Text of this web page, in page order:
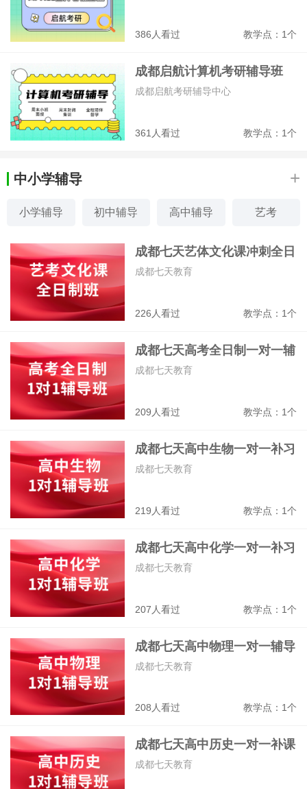
386人看过 教学点：1个
成都启航计算机考研辅导班
361人看过 教学点：1个
成都启航考研辅导中心
中小学辅导 +
小学辅导 初中辅导 高中辅导 艺考
素质特长 家教 少儿编程 感统训练
成都七天艺体文化课冲刺全日
制班
226人看过 教学点：1个
成都七天教育
成都七天高考全日制一对一辅
导班
209人看过 教学点：1个
成都七天教育
成都七天高中生物一对一补习
班
219人看过 教学点：1个
成都七天教育
成都七天高中化学一对一补习
班
207人看过 教学点：1个
成都七天教育
成都七天高中物理一对一辅导
班
208人看过 教学点：1个
成都七天教育
成都七天高中历史一对一补课
班
成都七天教育